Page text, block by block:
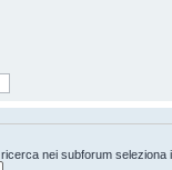
nei subforum seleziona